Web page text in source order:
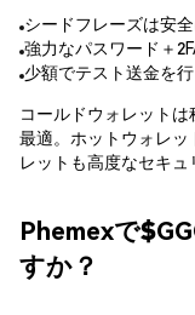
シードフレーズは安
強力なパスワード＋
少額でテスト送金を行
コールドウォレット
最適。ホットウォレッ
レットも高度なセキュ
Phemexで
すか？